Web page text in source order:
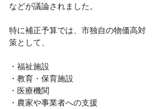
などが議論されました。
特に補正予算では、市独自の物価高対
策として、
・福祉施設
・教育・保育施設
・医療機関
・農家や事業者への支援